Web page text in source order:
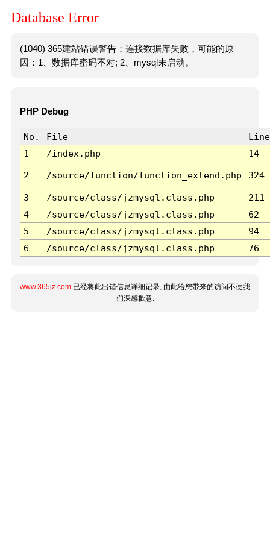
Database Error
(1040) 365建站错误警告：连接数据库失败，可能的原
因：1、数据库密码不对; 2、mysql未启动。
PHP Debug
No. File
Line
1
/index.php 14
2 /source/function/function_extend.php 324
3 /source/class/jzmysql.class.php
211
4
/source/class/jzmysql.class.php
62
5
/source/class/jzmysql.class.php
94
6
/source/class/jzmysql.class.php 76
www.365jz.com 已经将此出错信息详细记录, 由此给您带来的访问不便我
们深感歉意.